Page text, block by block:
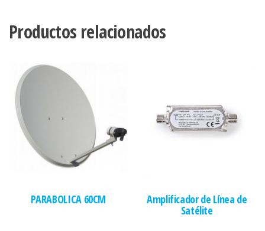
Productos relacionados
PARABOLICA 60CM Amplificador de Línea de
Satélite